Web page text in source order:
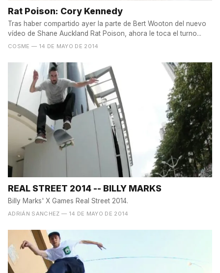
Rat Poison: Cory Kennedy
Tras haber compartido ayer la parte de Bert Wooton del nuevo
vídeo de Shane Auckland Rat Poison, ahora le toca el turno...
COSME — 14 DE MAYO DE 2014
REAL STREET 2014 -- BILLY MARKS
Billy Marks' X Games Real Street 2014.
ADRIÁN SANCHEZ — 14 DE MAYO DE 2014